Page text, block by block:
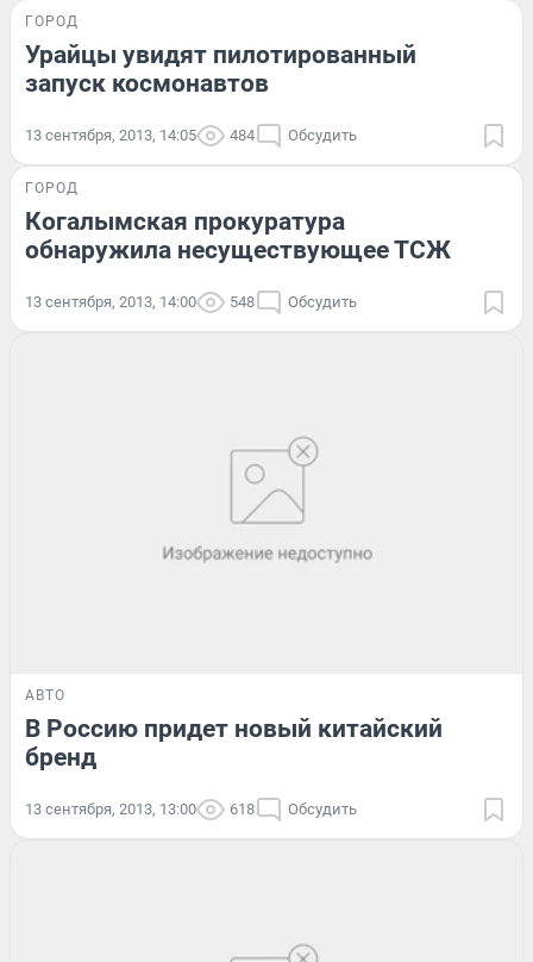
ГОРОД
Урайцы увидят пилотированный
запуск космонавтов
13 сентября, 2013, 14:05 484 Обсудить
ГОРОД
Когалымская прокуратура
обнаружила несуществующее ТСЖ
13 сентября, 2013, 14:00 548 Обсудить
АВТО
В Россию придет новый китайский
бренд
13 сентября, 2013, 13:00 618 Обсудить